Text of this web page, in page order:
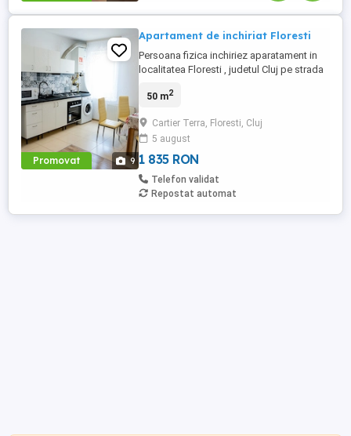
Promovat 9
Apartament de inchiriat Floresti
Persoana fizica inchiriez aparatament in
localitatea Floresti , judetul Cluj pe strada
este compatimentat astfel bucatarie
balcon , debara. Prima inchiriere
postrenovare.
50 m2
Cartier Terra, Floresti, Cluj
5 august
1 835 RON
Telefon validat
Repostat automat